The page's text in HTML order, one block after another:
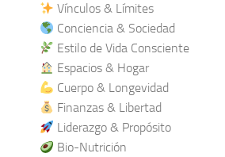
Vínculos & Límites
Conciencia & Sociedad
Estilo de Vida Consciente
Espacios & Hogar
Cuerpo & Longevidad
Finanzas & Libertad
Liderazgo & Propósito
Bio-Nutrición